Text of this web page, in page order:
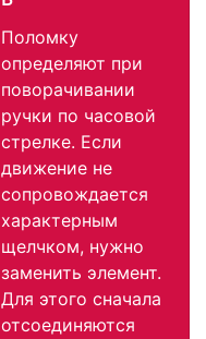
Поломку
определяют при
поворачивании
ручки по часовой
стрелке. Если
движение не
сопровождается
характерным
щелчком, нужно
заменить элемент.
Для этого сначала
отсоединяются